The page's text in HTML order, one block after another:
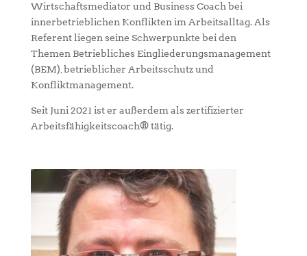
Wirtschaftsmediator und Business Coach bei
innerbetrieblichen Konflikten im Arbeitsalltag. Als
Referent liegen seine Schwerpunkte bei den
Themen Betriebliches Eingliederungsmanagement
(BEM), betrieblicher Arbeitsschutz und
Konfliktmanagement.
Seit Juni 2021 ist er außerdem als zertifizierter
Arbeitsfähigkeitscoach® tätig.